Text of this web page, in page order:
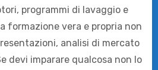
programmi di lavaggio e
formazione vera e propria non
analisi di mercato
devi imparare qualcosa non lo